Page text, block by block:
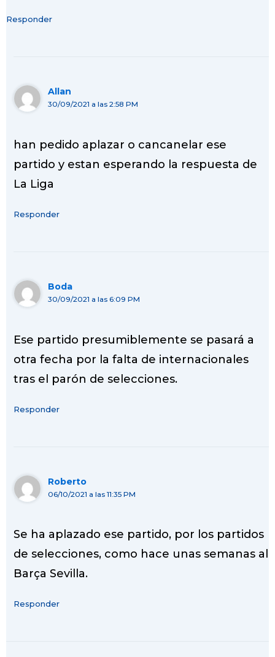
Responder
Allan
30/09/2021 a las 2:58 PM
han pedido aplazar o cancanelar ese
partido y estan esperando la respuesta de
La Liga
Responder
Boda
30/09/2021 a las 6:09 PM
Ese partido presumiblemente se pasará a
otra fecha por la falta de internacionales
tras el parón de selecciones.
Responder
Roberto
06/10/2021 a las 11:35 PM
Se ha aplazado ese partido, por los partidos
de selecciones, como hace unas semanas al
Barça Sevilla.
Responder